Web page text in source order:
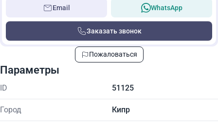
Email WhatsApp
Заказать звонок
Пожаловаться
Параметры
ID 51125
Город Кипр